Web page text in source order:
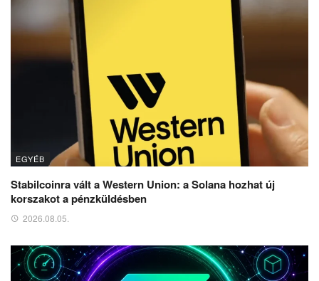
EGYÉB
Stabilcoinra vált a Western Union: a Solana hozhat új
korszakot a pénzküldésben
2026.08.05.